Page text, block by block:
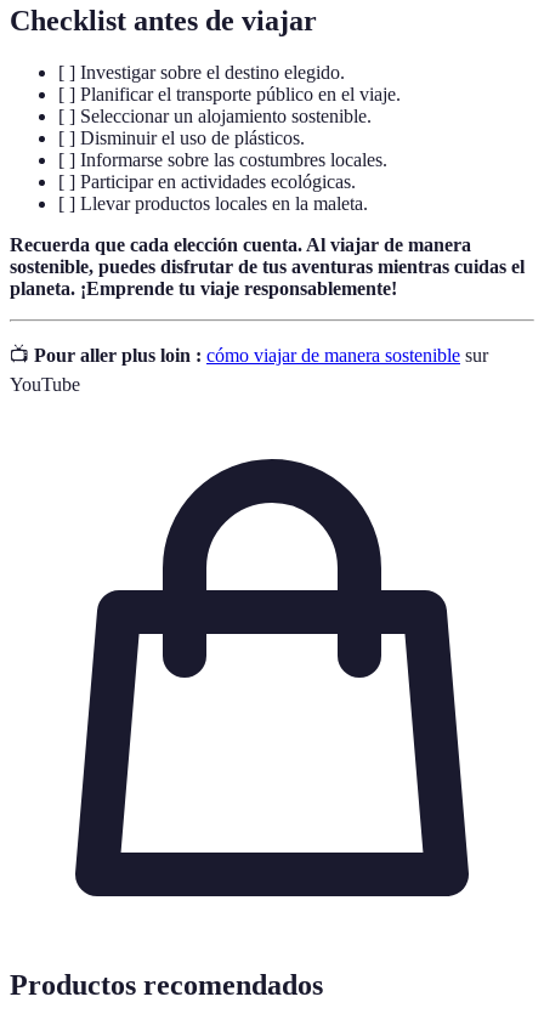
Checklist antes de viajar
[ ] Investigar sobre el destino elegido.
[ ] Planificar el transporte público en el viaje.
[ ] Seleccionar un alojamiento sostenible.
[ ] Disminuir el uso de plásticos.
[ ] Informarse sobre las costumbres locales.
[ ] Participar en actividades ecológicas.
[ ] Llevar productos locales en la maleta.
Recuerda que cada elección cuenta. Al viajar de manera
sostenible, puedes disfrutar de tus aventuras mientras cuidas el
planeta. ¡Emprende tu viaje responsablemente!
📺 Pour aller plus loin : cómo viajar de manera sostenible sur
YouTube
Productos recomendados